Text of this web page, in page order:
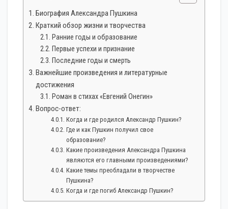
Биография Александра Пушкина
Краткий обзор жизни и творчества
Ранние годы и образование
Первые успехи и признание
Последние годы и смерть
Важнейшие произведения и литературные
достижения
Роман в стихах «Евгений Онегин»
Вопрос-ответ:
Когда и где родился Александр Пушкин?
Где и как Пушкин получил свое
образование?
Какие произведения Александра Пушкина
являются его главными произведениями?
Какие темы преобладали в творчестве
Пушкина?
Когда и где погиб Александр Пушкин?